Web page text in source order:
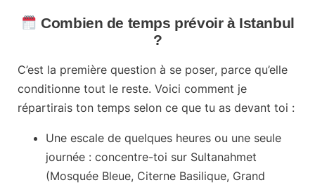
Combien de temps prévoir à Istanbul
?
C’est la première question à se poser, parce qu’elle
conditionne tout le reste. Voici comment je
répartirais ton temps selon ce que tu as devant toi :
Une escale de quelques heures ou une seule
journée : concentre-toi sur Sultanahmet
(Mosquée Bleue, Citerne Basilique, Grand